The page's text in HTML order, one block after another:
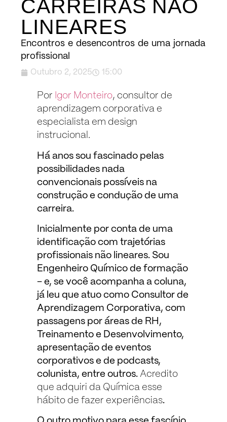
CARREIRAS NÃO
LINEARES
Encontros e desencontros de uma jornada
profissional
Outubro 2, 2025 15:00
Por Igor Monteiro, consultor de
aprendizagem corporativa e
especialista em design
instrucional.
Há anos sou fascinado pelas
possibilidades nada
convencionais possíveis na
construção e condução de uma
carreira.
Inicialmente por conta de uma
identificação com trajetórias
profissionais não lineares. Sou
Engenheiro Químico de formação
– e, se você acompanha a coluna,
já leu que atuo como Consultor de
Aprendizagem Corporativa, com
passagens por áreas de RH,
Treinamento e Desenvolvimento,
apresentação de eventos
corporativos e de podcasts,
colunista, entre outros. Acredito
que adquiri da Química esse
hábito de fazer experiências.